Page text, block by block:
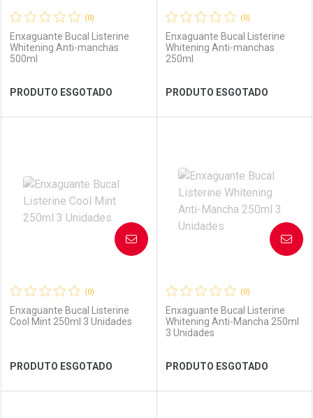
Ver Desconto Convênio Ver Desconto Convênio
(0)
Enxaguante Bucal Listerine
Whitening Anti-manchas
500ml
PRODUTO ESGOTADO
Laboratório
Ver Desconto Convênio
Por Menos
(0)
Enxaguante Bucal Listerine
Whitening Anti-manchas
250ml
PRODUTO ESGOTADO
Laboratório
Ver Desconto Convênio
Por Menos
(0)
Enxaguante Bucal Listerine
Cool Mint 250ml 3 Unidades
PRODUTO ESGOTADO
AVISE-ME
(0)
Enxaguante Bucal Listerine
Whitening Anti-Mancha 250ml
3 Unidades
PRODUTO ESGOTADO
AVISE-ME